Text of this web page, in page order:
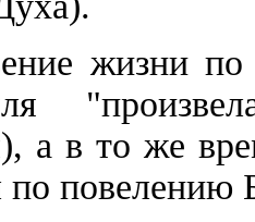
жизни
а в то же
по